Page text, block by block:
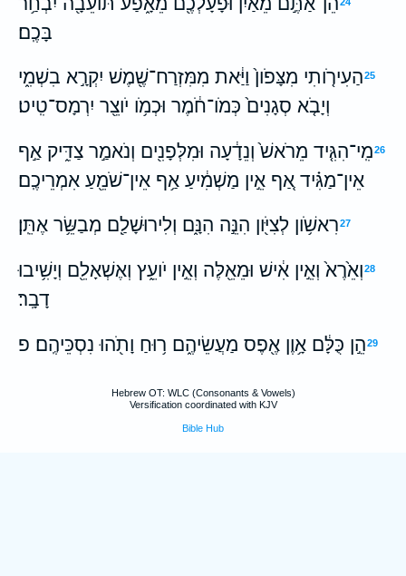
בָּכֶֽם׃
25הַעִירֹ֤ותִי מִצָּפֹון֙ וַיַּ֔את מִמִּזְרַח־שֶׁ֖מֶשׁ יִקְרָ֣א בִשְׁמִ֑י
וְיָבֹ֤א סְגָנִים֙ כְּמֹו־חֹ֔מֶר וּכְמֹ֥ו יֹוצֵ֖ר יִרְמָס־טִֽיט׃
26מִֽי־הִגִּ֤יד מֵרֹאשׁ֙ וְנֵדָ֔עָה וּמִלְּפָנִ֖ים וְנֹאמַ֣ר צַדִּ֑יק אַ֣ף
אֵין־מַגִּ֗יד אַ֚ף אֵ֣ין מַשְׁמִ֔יעַ אַ֥ף אֵין־שֹׁמֵ֖עַ אִמְרֵיכֶֽם׃
27רִאשֹׁ֥ון לְצִיֹּ֖ון הִנֵּ֣ה הִנָּ֑ם וְלִירוּשָׁלִַ֖ם מְבַשֵּׂ֥ר אֶתֵּֽן׃
28וְאֵ֙רֶא֙ וְאֵ֣ין אִ֔ישׁ וּמֵאֵ֖לֶּה וְאֵ֣ין יֹועֵ֑ץ וְאֶשְׁאָלֵ֖ם וְיָשִׁ֥יבוּ
דָבָֽר׃
29הֵ֣ן כֻּלָּ֔ם אָ֥וֶן אֶ֖פֶס מַעֲשֵׂיהֶ֑ם ר֥וּחַ וָתֹ֖הוּ נִסְכֵּיהֶֽם׃ פ
Hebrew OT: WLC (Consonants & Vowels)
Versification coordinated with KJV
Bible Hub